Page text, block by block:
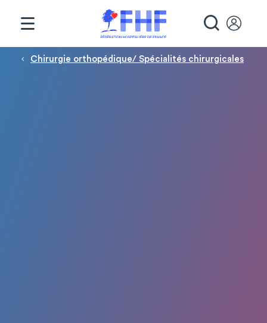
Fil d'Ariane
Chirurgie orthopédique/ Spécialités chirurgicales
Panneau de gestion des cookies